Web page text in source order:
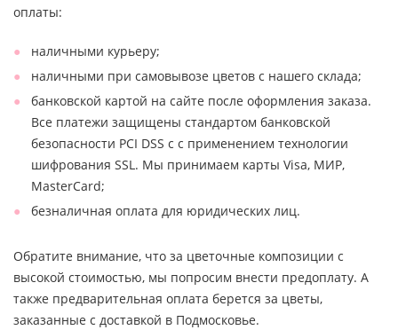
оплаты:
наличными курьеру;
наличными при самовывозе цветов с нашего склада;
банковской картой на сайте после оформления заказа.
Все платежи защищены стандартом банковской
безопасности PCI DSS с с применением технологии
шифрования SSL. Мы принимаем карты Visa, МИР,
MasterCard;
безналичная оплата для юридических лиц.
Обратите внимание, что за цветочные композиции с
высокой стоимостью, мы попросим внести предоплату. А
также предварительная оплата берется за цветы,
заказанные с доставкой в Подмосковье.